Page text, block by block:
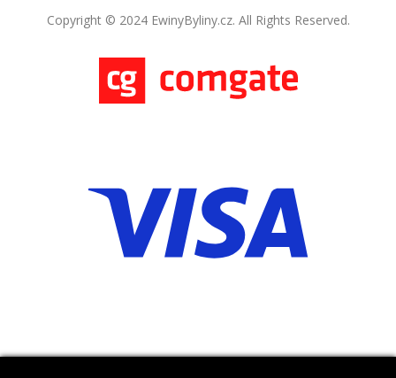
Copyright © 2024 EwinyByliny.cz. All Rights Reserved.